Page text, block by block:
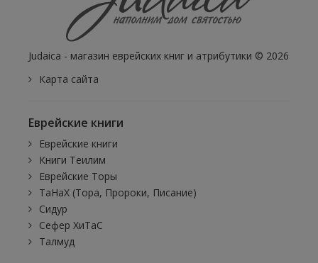
Judaica - магазин еврейских книг и атрибутики © 2026
Карта сайта
Еврейские книги
Еврейские книги
Книги Теилим
Еврейские Торы
ТаНаХ (Тора, Пророки, Писание)
Сидур
Сефер ХиТаС
Талмуд